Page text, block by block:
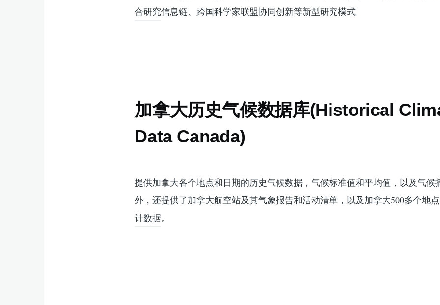
合研究信息链、跨国科学家联盟协同创新等新型研究模式
加拿大历史气候数据库(Historical
Data Canada)
提供加拿大各个地点和日期的历史气候数据，气候标准值和平均值，以及气候
外，还提供了加拿大航空站及其气象报告和活动清单，以及加拿大500多个地
计数据。